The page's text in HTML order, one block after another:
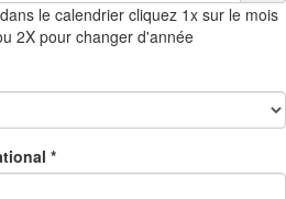
le calendriercliquez 1x sur le mois
2X pour changer d'année
*